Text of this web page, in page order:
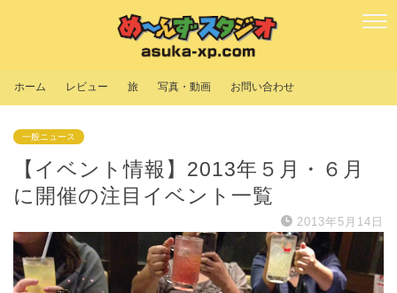
ホーム レビュー 旅 写真・動画 お問い合わせ
一般ニュース
【イベント情報】2013年５月・６月
に開催の注目イベント一覧
2013年5月14日